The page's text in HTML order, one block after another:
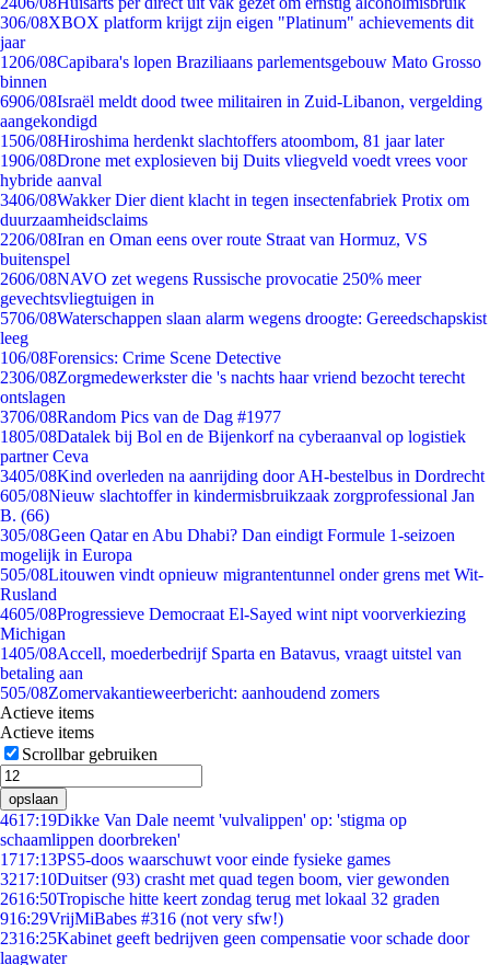
306/08XBOX platform krijgt zijn eigen "Platinum" achievements dit
jaar
1206/08Capibara's lopen Braziliaans parlementsgebouw Mato Grosso
binnen
6906/08Israël meldt dood twee militairen in Zuid-Libanon, vergelding
aangekondigd
1506/08Hiroshima herdenkt slachtoffers atoombom, 81 jaar later
1906/08Drone met explosieven bij Duits vliegveld voedt vrees voor
hybride aanval
3406/08Wakker Dier dient klacht in tegen insectenfabriek Protix om
duurzaamheidsclaims
2206/08Iran en Oman eens over route Straat van Hormuz, VS
buitenspel
2606/08NAVO zet wegens Russische provocatie 250% meer
gevechtsvliegtuigen in
5706/08Waterschappen slaan alarm wegens droogte: Gereedschapskist
leeg
106/08Forensics: Crime Scene Detective
2306/08Zorgmedewerkster die 's nachts haar vriend bezocht terecht
ontslagen
3706/08Random Pics van de Dag #1977
1805/08Datalek bij Bol en de Bijenkorf na cyberaanval op logistiek
partner Ceva
3405/08Kind overleden na aanrijding door AH-bestelbus in Dordrecht
605/08Nieuw slachtoffer in kindermisbruikzaak zorgprofessional Jan
B. (66)
305/08Geen Qatar en Abu Dhabi? Dan eindigt Formule 1-seizoen
mogelijk in Europa
505/08Litouwen vindt opnieuw migrantentunnel onder grens met Wit-
Rusland
4605/08Progressieve Democraat El-Sayed wint nipt voorverkiezing
Michigan
1405/08Accell, moederbedrijf Sparta en Batavus, vraagt uitstel van
betaling aan
505/08Zomervakantieweerbericht: aanhoudend zomers
Actieve items
Actieve items
Scrollbar gebruiken
opslaan
4617:19Dikke Van Dale neemt 'vulvalippen' op: 'stigma op
schaamlippen doorbreken'
1717:13PS5-doos waarschuwt voor einde fysieke games
3217:10Duitser (93) crasht met quad tegen boom, vier gewonden
2616:50Tropische hitte keert zondag terug met lokaal 32 graden
916:29VrijMiBabes #316 (not very sfw!)
2316:25Kabinet geeft bedrijven geen compensatie voor schade door
laagwater